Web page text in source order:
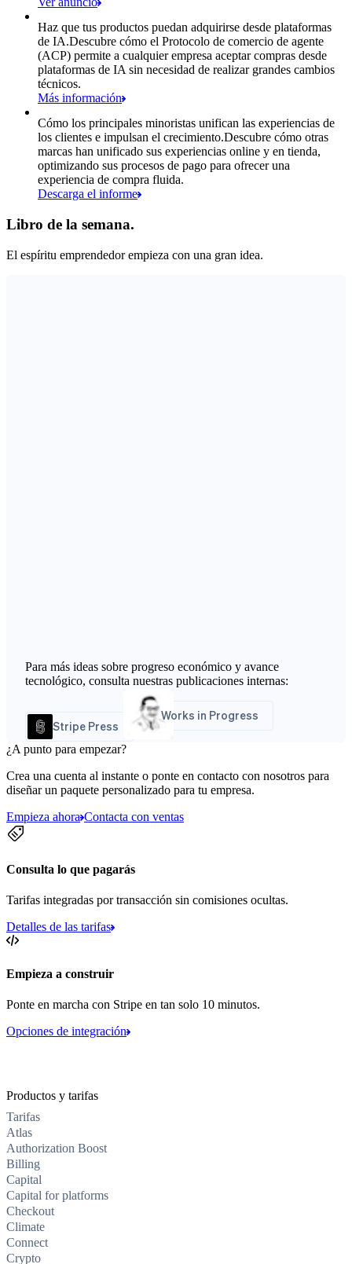
Haz que tus productos puedan adquirirse desde plataformas
de IA.Descubre cómo el Protocolo de comercio de agente
(ACP) permite a cualquier empresa aceptar compras desde
plataformas de IA sin necesidad de realizar grandes cambios
técnicos.
Más información
Cómo los principales minoristas unifican las experiencias de
los clientes e impulsan el crecimiento.Descubre cómo otras
marcas han unificado sus experiencias online y en tienda,
optimizando sus procesos de pago para ofrecer una
experiencia de compra fluida.
Descarga el informe
Libro de la semana.
El espíritu emprendedor empieza con una gran idea.
Para más ideas sobre progreso económico y avance
tecnológico, consulta nuestras publicaciones internas:
Stripe Press
Works in Progress
¿A punto para empezar?
Crea una cuenta al instante o ponte en contacto con nosotros para
diseñar un paquete personalizado para tu empresa.
Empieza ahora Contacta con ventas
Consulta lo que pagarás
Tarifas integradas por transacción sin comisiones ocultas.
Detalles de las tarifas
Empieza a construir
Ponte en marcha con Stripe en tan solo 10 minutos.
Opciones de integración
Productos y tarifas
Tarifas
Atlas
Authorization Boost
Billing
Capital
Capital for platforms
Checkout
Climate
Connect
Crypto